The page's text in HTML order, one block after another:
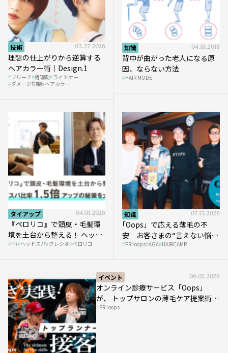
技術 03.27.2026
理想の仕上がりから逆算する
ヘアカラー術｜Design.1
ブリーチ 処理剤 ライトナー
ダメージ抑制 ヘアカラー
知識 04.18.2018
背中が曲がった老人になる原
因、ならない方法
HAIR MODE
タイアップ 04.01.2026
『ペロリコ』で頭皮・毛髪環
境を土台から整える！ ヘッド
スパ比率1.5倍アップの秘策を
PR ヘッドスパ クレシオ ペロリコ
知識 07.13.2026
｢Oops」で応える薄毛の不
安 お客さまの“言えない悩
み”にどう向き合う？ ＃01
PR oops AGA HAIRCAMP
イベント 06.02.2026
オンライン診療サービス「Oops」
が、 トップサロンの薄毛ケア提案術を
HAIRCAMPで公開！
PR oops